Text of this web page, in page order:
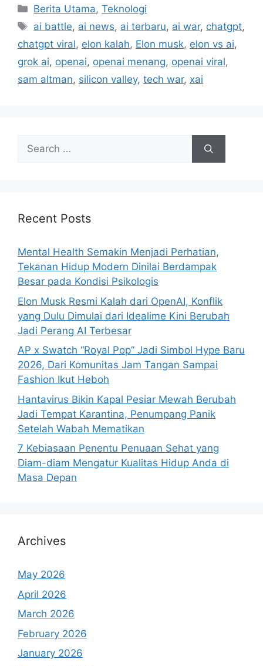
C
a
e
g
o
Berita Utama,Teknologi
T
a
s
ai battle, ai news, ai terbaru, ai war, chatgpt,
chatgpt viral, elon kalah, Elon musk, elon vs ai,
grok ai, openai, openai menang, openai viral,
sam altman, silicon valley, tech war, xai
h
r
:
Recent Posts
Mental Health Semakin Menjadi Perhatian,
Tekanan Hidup Modern Dinilai Berdampak
Besar pada Kondisi Psikologis
Elon Musk Resmi Kalah dari OpenAI, Konflik
yang Dulu Dimulai dari Idealime Kini Berubah
Jadi Perang AI Terbesar
AP x Swatch “Royal Pop” Jadi Simbol Hype Baru
2026, Dari Komunitas Jam Tangan Sampai
Fashion Ikut Heboh
Hantavirus Bikin Kapal Pesiar Mewah Berubah
Jadi Tempat Karantina, Penumpang Panik
Setelah Wabah Mematikan
7 Kebiasaan Penentu Penuaan Sehat yang
Diam-diam Mengatur Kualitas Hidup Anda di
Masa Depan
Archives
May 2026
April 2026
March 2026
February 2026
January 2026